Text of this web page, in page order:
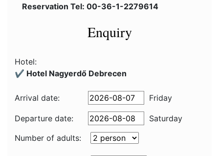
Reservation Tel: 00-36-1-2279614
Enquiry
Hotel:
✔️ Hotel Nagyerdő Debrecen
Arrival date: Friday
Departure date:
Saturday
Number of adults: